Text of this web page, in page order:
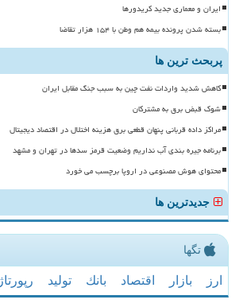
ایران و معماری جدید کریدورها
بسته شدن پرونده بیمه هم وطن با ۱۵۴ هزار تقاضا
پربحث ترین ها
کاهش شدید واردات نفت چین به سبب جنگ مقابل ایران
شوک قبض برق به مشترکان
مراکز داده قربانی پنهان قطعی برق هزینه اختلال در اقتصاد دیجیتال
برنامه جیره بندی آب نداریم وضعیت قرمز سدها در تهران و مشهد
محتوای هوش مصنوعی در اروپا برچسب می خورد
جدیدترین ها
تگها
ارز بازار اقتصاد بانك تولید رپورتاژ